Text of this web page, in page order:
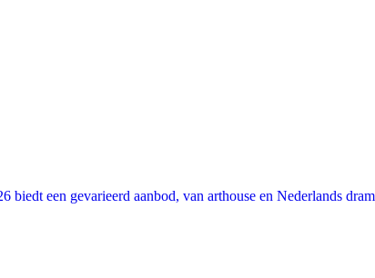
biedt een gevarieerd aanbod, van arthouse en Nederlands